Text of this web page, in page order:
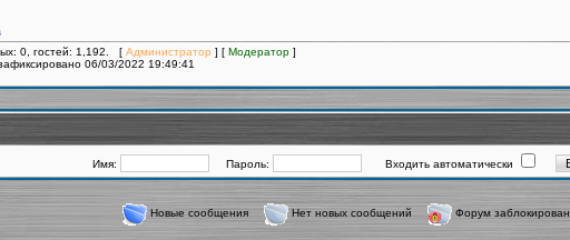
0, гостей: 1,192. [ Администратор ] [ Модератор ]
06/03/2022 19:49:41
Имя: Пароль: Входить автоматически
Новые сообщения Нет новых сообщений Форум заблокирован